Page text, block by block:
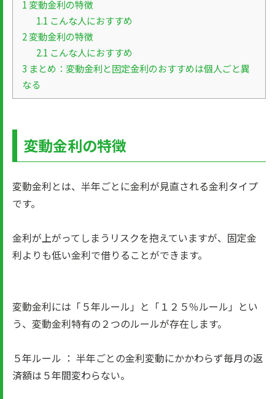
1 変動金利の特徴
1.1 こんな人におすすめ
2変動金利の特徴
2.1 こんな人におすすめ
3 まとめ：変動金利と固定金利のおすすめは個人ごと異
なる
変動金利の特徴
変動金利とは、半年ごとに金利が見直される金利タイプ
です。
金利が上がってしまうリスクを抱えていますが、固定金
利よりも低い金利で借りることができます。
変動金利には「５年ルール」と「１２５％ルール」とい
う、変動金利特有の２つのルールが存在します。
５年ルール ： 半年ごとの金利変動にかかわらず毎月の返
済額は５年間変わらない。